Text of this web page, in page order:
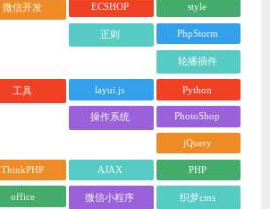
微信开发 ECSHOP style
正则 PhpStorm
轮播插件
工具 layui.js Python
操作系统 PhotoShop
jQuery
ThinkPHP AJAX PHP
office 微信小程序 织梦cms